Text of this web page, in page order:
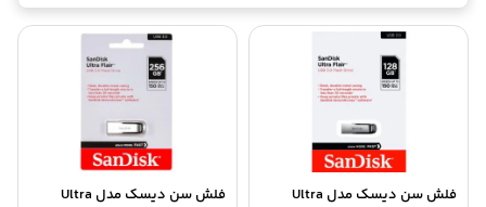
فلش سن دیسک مدل Ultra
فلش سن دیسک مدل Ultra